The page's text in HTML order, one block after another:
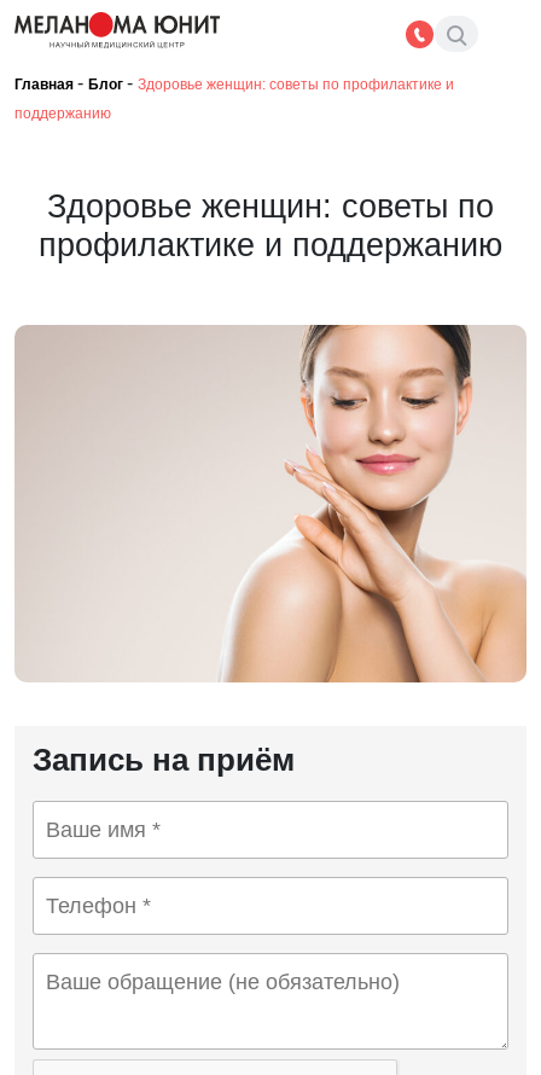
Главная - Блог - Здоровье женщин: советы по профилактике и
поддержанию
Здоровье женщин: советы по
профилактике и поддержанию
Запись на приём